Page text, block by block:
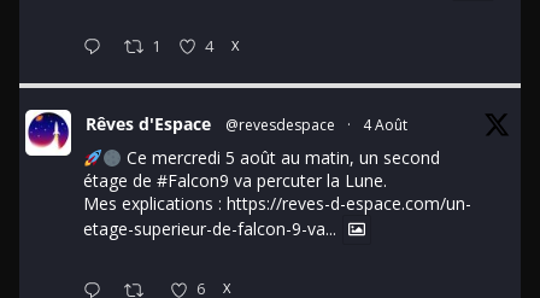
1 4 X
Rêves d'Espace @revesdespace · 4 Août
Ce mercredi 5 août au matin, un second
étage de #Falcon9 va percuter la Lune.
Mes explications : https://reves-d-espace.com/un-
etage-superieur-de-falcon-9-va...
6 X